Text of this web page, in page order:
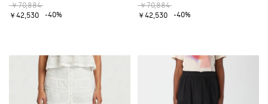
￥70,884
￥42,530
-40%
￥70,884
￥42,530
-40%